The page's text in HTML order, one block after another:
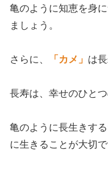
亀のように知恵を身
ましょう。
さらに、 「カメ」 は
長寿は、幸せのひとつ
亀のように長生きす
に生きることが大切で